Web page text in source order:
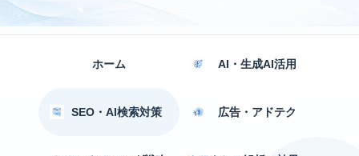
ホーム AI・生成AI活用
SEO・AI検索対策 広告・アドテク